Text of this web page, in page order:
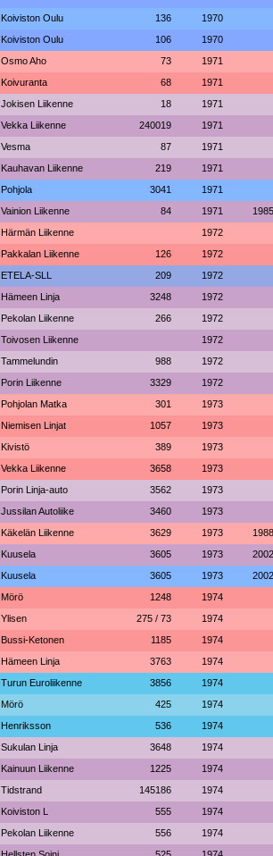
Koiviston Oulu 136 1970
Koiviston Oulu 106 1970
Osmo Aho 73 1971
Koivuranta 68 1971
Jokisen Liikenne 18 1971
Vekka Liikenne 240019 1971
Vesma 87 1971
Kauhavan Liikenne 219 1971
Pohjola 3041 1971
Vainion Liikenne 84 1971 1985
Härmän Liikenne 1972
Pakkalan Liikenne 126 1972
ETELA-SLL 209 1972
Hämeen Linja 3248 1972
Pekolan Liikenne 266 1972
Toivosen Liikenne 1972
Tammelundin 988 1972
Porin Liikenne 3329 1972
Pohjolan Matka 301 1973
Niemisen Linjat 1057 1973
Kivistö 389 1973
Vekka Liikenne 3658 1973
Porin Linja-auto 3562 1973
Jussilan Autoliike 3460 1973
Käkelän Liikenne 3629 1973 1988
Kuusela 3605 1973 2002
Kuusela 3605 1973 2002
Mörö 1248 1974
Ylisen 275 / 73 1974
Bussi-Ketonen 1185 1974
Hämeen Linja 3763 1974
Turun Euroliikenne 3856 1974
Mörö 425 1974
Henriksson 536 1974
Sukulan Linja 3648 1974
Kainuun Liikenne 1225 1974
Tidstrand 145186 1974
Koiviston L 555 1974
Pekolan Liikenne 556 1974